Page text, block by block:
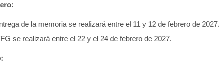
de la memoria se realizará entre el 11 y 12 de febrero de 2027.
se realizará entre el 22 y el 24 de febrero de 2027.